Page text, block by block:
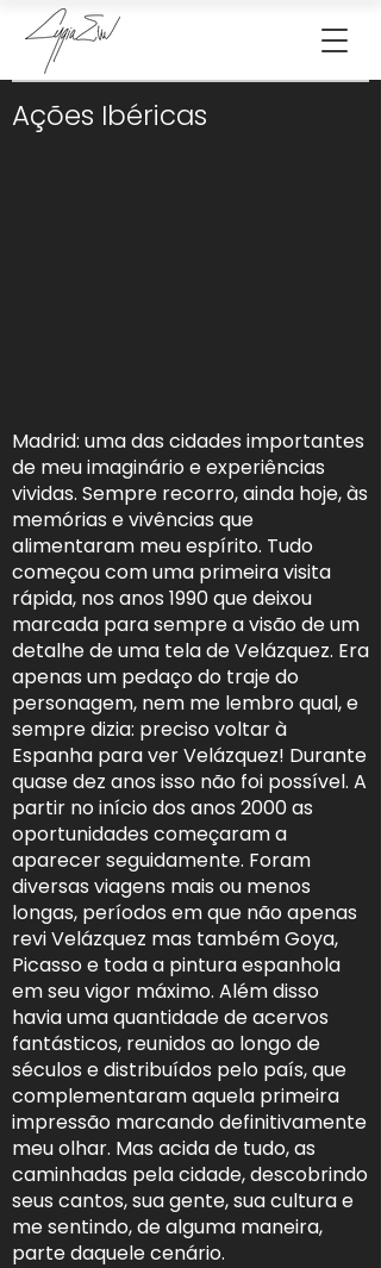
Ações Ibéricas
Madrid: uma das cidades importantes
de meu imaginário e experiências
vividas. Sempre recorro, ainda hoje, às
memórias e vivências que
alimentaram meu espírito. Tudo
começou com uma primeira visita
rápida, nos anos 1990 que deixou
marcada para sempre a visão de um
detalhe de uma tela de Velázquez. Era
apenas um pedaço do traje do
personagem, nem me lembro qual, e
sempre dizia: preciso voltar à
Espanha para ver Velázquez! Durante
quase dez anos isso não foi possível. A
partir no início dos anos 2000 as
oportunidades começaram a
aparecer seguidamente. Foram
diversas viagens mais ou menos
longas, períodos em que não apenas
revi Velázquez mas também Goya,
Picasso e toda a pintura espanhola
em seu vigor máximo. Além disso
havia uma quantidade de acervos
fantásticos, reunidos ao longo de
séculos e distribuídos pelo país, que
complementaram aquela primeira
impressão marcando definitivamente
meu olhar. Mas acida de tudo, as
caminhadas pela cidade, descobrindo
seus cantos, sua gente, sua cultura e
me sentindo, de alguma maneira,
parte daquele cenário.